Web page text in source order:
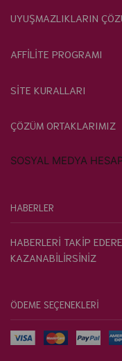
UYUŞMAZLIKLARIN
AFFİLİTE PROGRAMI
SİTE KURALLARI
ÇÖZÜM ORTAKLARIMIZ
SOSYAL MEDYA
HABERLER
HABERLERİ TAKİP
KAZANABİLİRSİNİZ
ÖDEME SEÇENEKLERİ